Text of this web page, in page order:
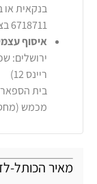
6718711 בצירוף מספר הזמנה).
איסוף
ירושלים:
ריינס 12)
בית
מכמש
מאיר הכותל-